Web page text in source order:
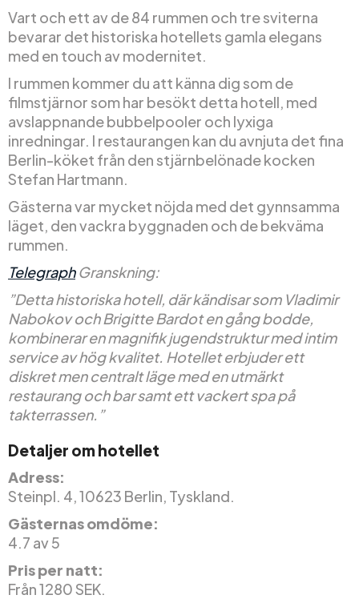
Vart och ett av de 84 rummen och tre sviterna
bevarar det historiska hotellets gamla elegans
med en touch av modernitet.
I rummen kommer du att känna dig som de
filmstjärnor som har besökt detta hotell, med
avslappnande bubbelpooler och lyxiga
inredningar. I restaurangen kan du avnjuta det fina
Berlin-köket från den stjärnbelönade kocken
Stefan Hartmann.
Gästerna var mycket nöjda med det gynnsamma
läget, den vackra byggnaden och de bekväma
rummen.
TelegraphGranskning:
”Detta historiska hotell, där kändisar som Vladimir
Nabokov och Brigitte Bardot en gång bodde,
kombinerar en magnifik jugendstruktur med intim
service av hög kvalitet. Hotellet erbjuder ett
diskret men centralt läge med en utmärkt
restaurang och bar samt ett vackert spa på
takterrassen.”
Detaljer om hotellet
Adress:
Steinpl. 4, 10623 Berlin, Tyskland.
Gästernas omdöme:
4.7 av 5
Pris per natt:
Från 1280 SEK.